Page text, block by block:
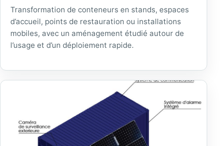
Transformation de conteneurs en stands, espaces
d’accueil, points de restauration ou installations
mobiles, avec un aménagement étudié autour de
l’usage et d’un déploiement rapide.